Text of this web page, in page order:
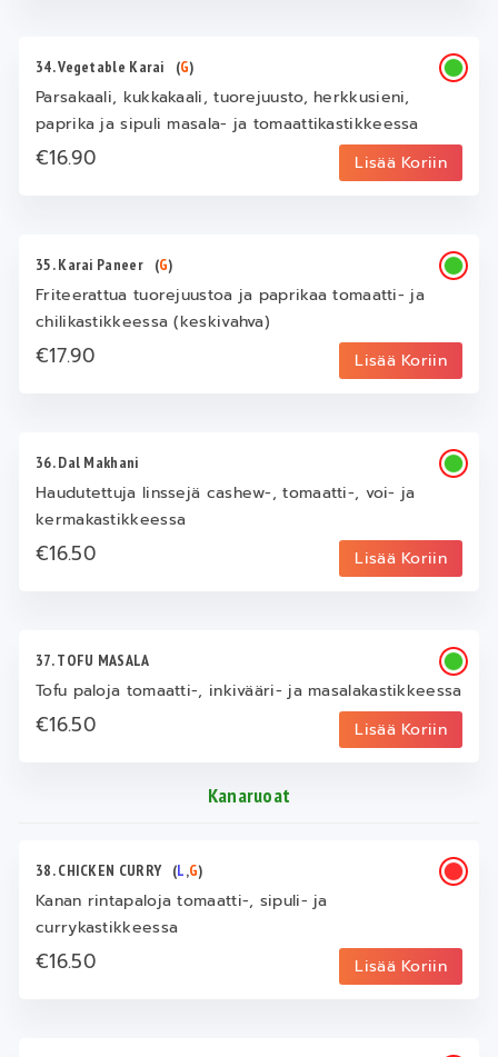
34. Vegetable Karai (G)
Parsakaali, kukkakaali, tuorejuusto, herkkusieni,
paprika ja sipuli masala- ja tomaattikastikkeessa
€16.90 Lisää Koriin
35. Karai Paneer (G)
Friteerattua tuorejuustoa ja paprikaa tomaatti- ja
chilikastikkeessa (keskivahva)
€17.90 Lisää Koriin
36. Dal Makhani
Haudutettuja linssejä cashew-, tomaatti-, voi- ja
kermakastikkeessa
€16.50 Lisää Koriin
37. TOFU MASALA
Tofu paloja tomaatti-, inkivääri- ja masalakastikkeessa
€16.50 Lisää Koriin
Kanaruoat
38. CHICKEN CURRY (L,G)
Kanan rintapaloja tomaatti-, sipuli- ja
currykastikkeessa
€16.50 Lisää Koriin